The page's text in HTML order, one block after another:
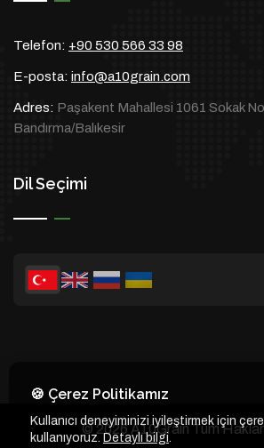
Telefon: +90 530 566 33 98
E-posta: info@a10grain.com
Adres: Paşakent Mahallesi 1061 Sokak
Bandırma/Balıkesir
Dil Seçimi
© 2026 A10Grain Tüm Hakları
🍪 Çerez Politikamız
Kullanıcı deneyiminizi iyileştirmek için
kullanıyoruz.Detaylı bilgi.